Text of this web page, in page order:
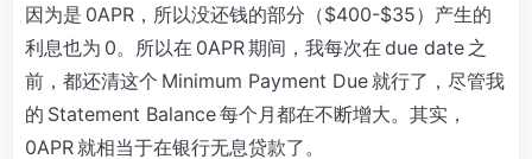
因为是 0APR，所以没还钱的部分（$400-$35）产生的
利息也为 0。所以在 0APR 期间，我每次在 due date 之
前，都还清这个 Minimum Payment Due 就行了，尽管我
的 Statement Balance 每个月都在不断增大。其实，
0APR 就相当于在银行无息贷款了。